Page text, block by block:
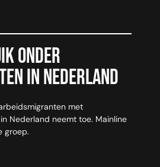
onder
in Nederland
met
Nederland neemt toe. Mainline
groep.